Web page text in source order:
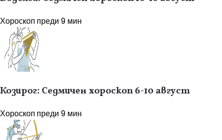
Хороскоп преди 9 мин
Козирог: Седмичен хороскоп 6-10 август
Хороскоп преди 9 мин